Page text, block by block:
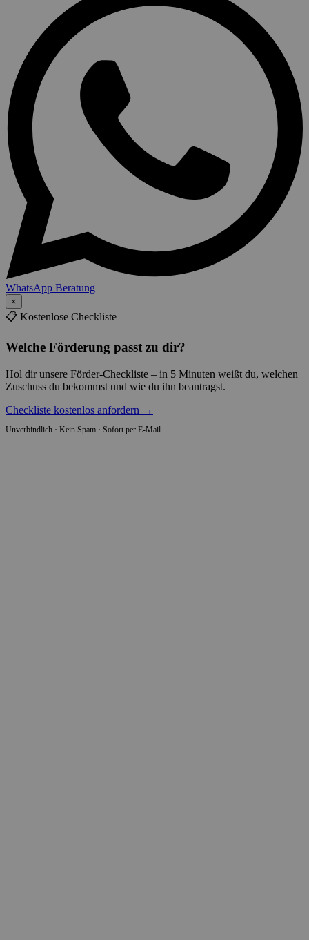
WhatsApp Beratung
×
📋 Kostenlose Checkliste
Welche Förderung passt zu dir?
Hol dir unsere Förder-Checkliste – in 5 Minuten weißt du, welchen
Zuschuss du bekommst und wie du ihn beantragst.
Checkliste kostenlos anfordern →
Unverbindlich · Kein Spam · Sofort per E-Mail